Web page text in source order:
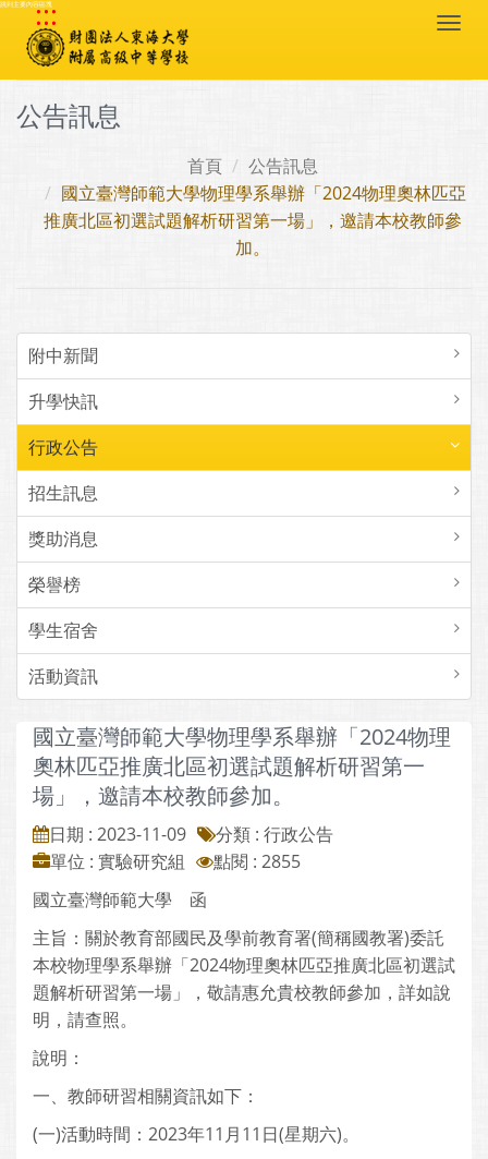
跳到主要內容區塊
:::
公告訊息
首頁
公告訊息
國立臺灣師範大學物理學系舉辦「2024物理奧林匹亞
推廣北區初選試題解析研習第一場」，邀請本校教師參
加。
附中新聞
升學快訊
行政公告
招生訊息
獎助消息
榮譽榜
學生宿舍
活動資訊
國立臺灣師範大學物理學系舉辦「2024物理
奧林匹亞推廣北區初選試題解析研習第一
場」，邀請本校教師參加。
日期 : 2023-11-09
分類 : 行政公告
單位 : 實驗研究組
點閱 : 2855
國立臺灣師範大學 函
主旨：關於教育部國民及學前教育署(簡稱國教署)委託
本校物理學系舉辦「2024物理奧林匹亞推廣北區初選試
題解析研習第一場」，敬請惠允貴校教師參加，詳如說
明，請查照。
說明：
一、教師研習相關資訊如下：
(一)活動時間：2023年11月11日(星期六)。